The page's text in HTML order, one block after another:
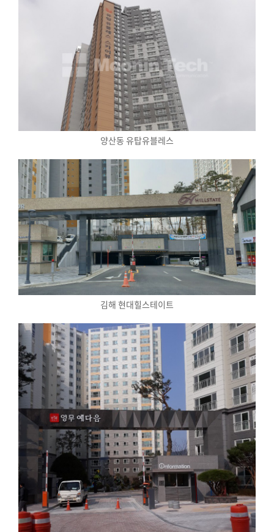
양산동 유탑유블레스
김해 현대힐스테이트